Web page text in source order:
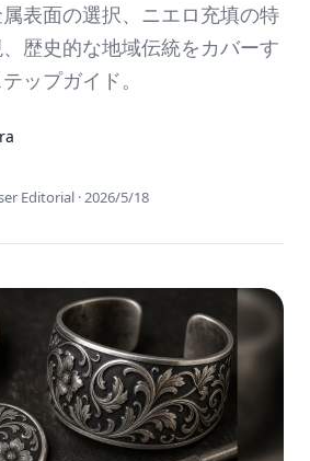
表面の選択、ニエロ充填の特
歴史的な地域伝統をカバーす
ップガイド。
Editorial ·2026/5/18